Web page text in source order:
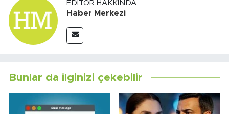
EDITÖR HAKKINDA
Haber Merkezi
Bunlar da ilginizi çekebilir